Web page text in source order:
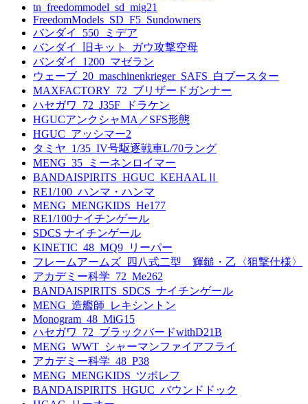
tn_freedommodel_sd_mig21
FreedomModels_SD_F5_Sundowners
バンダイ_550_ミデア
バンダイ_旧キット_ガウ攻撃空母
バンダイ_1200_マゼラン
ウェーブ_20_maschinenkrieger_SAFS_白ブースター
MAXFACTORY_72_ブリザードガンナー
ハセガワ_72_J35F_ドラケン
HGUCアンクシャMA／SFS形態
HGUC_アッシマー2
タミヤ_1/35_IV号駆逐戦車L/70ラング
MENG_35_ミーネンロイマー
BANDAISPIRITS_HGUC_KEHAALⅡ
RE1/100_ハンマ・ハンマ
MENG_MENGKIDS_He177
RE1/100ナイチンゲール
SDCS ナイチンゲール
KINETIC_48_MQ9_リーパー
フレームアームズ_四八式二型 輝鎚・乙〈狙撃仕様〉
アカデミー科学_72_Me262
BANDAISPIRITS_SDCS_ナイチンゲール
MENG_造艦師_レキシントン
Monogram_48_MiG15
ハセガワ_72_ブラックバードwithD21B
MENG_WWT_シャーマンファイアフライ
アカデミー科学_48_P38
MENG_MENGKIDS_ツポレフ
BANDAISPIRITS_HGUC_バウンドドック